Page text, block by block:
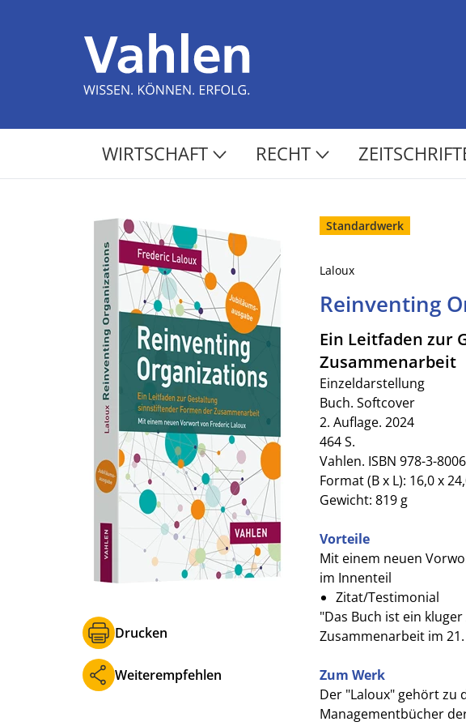
WIRTSCHAFT RECHT
Drucken
Weiterempfehlen
Standardwerk
Laloux
Reinventing
Ein Leitfaden zur
Zusammenarbeit
Einzeldarstellung
Buch. Softcover
2. Auflage. 2024
464 S.
Vahlen. ISBN 978-3-
Format (B x L): 16,0 x
Gewicht: 819 g
Vorteile
Mit einem neuen
im Innenteil
Zitat/Testimonial
"Das Buch ist ein
Zusammenarbeit im
Zum Werk
Der "Laloux" gehört zu
Managementbücher